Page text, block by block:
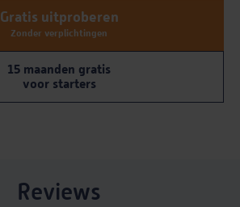
Gratis uitproberen
Zonder verplichtingen
15 maanden gratis
voor starters
Reviews